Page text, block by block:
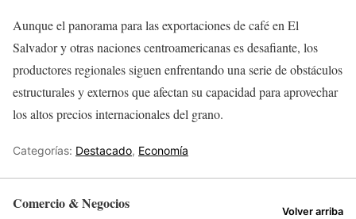
Aunque el panorama para las exportaciones de café en El
Salvador y otras naciones centroamericanas es desafiante, los
productores regionales siguen enfrentando una serie de obstáculos
estructurales y externos que afectan su capacidad para aprovechar
los altos precios internacionales del grano.
Categorías: Destacado, Economía
Comercio & Negocios Volver arriba